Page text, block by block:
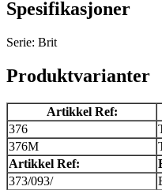
Spesifikasjoner
Serie: Brit
Produktvarianter
Artikkel Ref:
376
376M
Artikkel Ref:
373/093/